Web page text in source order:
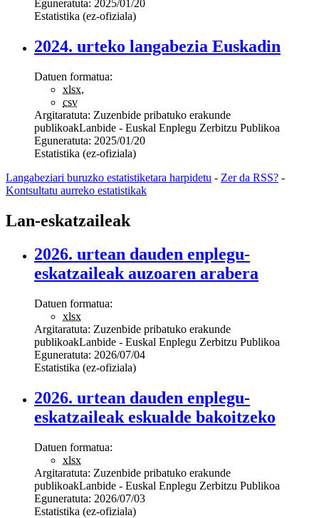
Eguneratuta: 2025/01/20
Estatistika (ez-ofiziala)
2024. urteko langabezia Euskadin
Datuen formatua:
xlsx,
csv
Argitaratuta: Zuzenbide pribatuko erakunde
publikoakLanbide - Euskal Enplegu Zerbitzu Publikoa
Eguneratuta: 2025/01/20
Estatistika (ez-ofiziala)
Langabeziari buruzko estatistiketara harpidetu - Zer da RSS? -
Kontsultatu aurreko estatistikak
Lan-eskatzaileak
2026. urtean dauden enplegu-
eskatzaileak auzoaren arabera
Datuen formatua:
xlsx
Argitaratuta: Zuzenbide pribatuko erakunde
publikoakLanbide - Euskal Enplegu Zerbitzu Publikoa
Eguneratuta: 2026/07/04
Estatistika (ez-ofiziala)
2026. urtean dauden enplegu-
eskatzaileak eskualde bakoitzeko
Datuen formatua:
xlsx
Argitaratuta: Zuzenbide pribatuko erakunde
publikoakLanbide - Euskal Enplegu Zerbitzu Publikoa
Eguneratuta: 2026/07/03
Estatistika (ez-ofiziala)